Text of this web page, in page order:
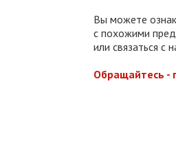
Вы можете
с похожими
или связаться с
Обращайтесь -